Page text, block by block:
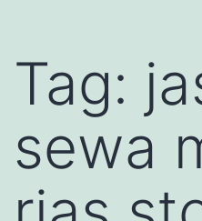
Tag:
sewa